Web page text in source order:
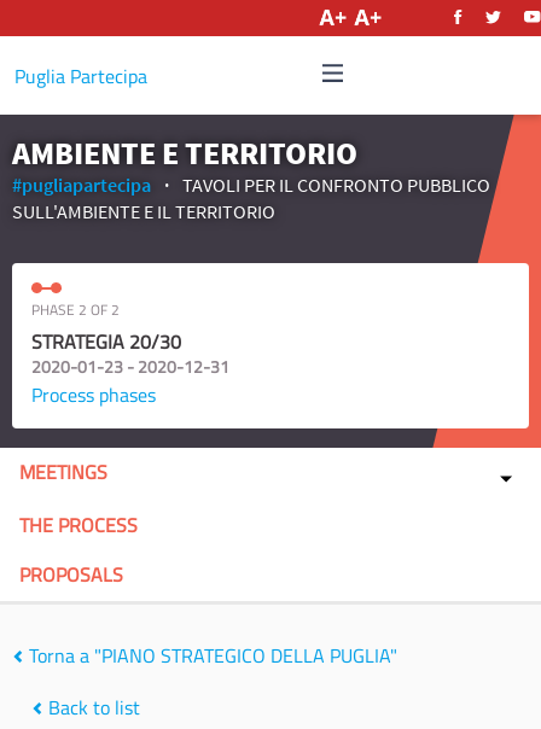
Puglia Partecipa
AMBIENTE E TERRITORIO
#pugliapartecipa
TAVOLI PER IL CONFRONTO PUBBLICO
SULL'AMBIENTE E IL TERRITORIO
PHASE 2 OF 2
STRATEGIA 20/30
2020-01-23 - 2020-12-31
Process phases
MEETINGS
THE PROCESS
PROPOSALS
Torna a "PIANO STRATEGICO DELLA PUGLIA"
Back to list